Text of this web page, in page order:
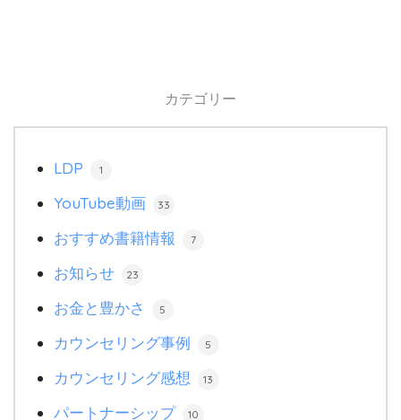
カテゴリー
LDP 1
YouTube動画 33
おすすめ書籍情報 7
お知らせ 23
お金と豊かさ 5
カウンセリング事例 5
カウンセリング感想 13
パートナーシップ 10